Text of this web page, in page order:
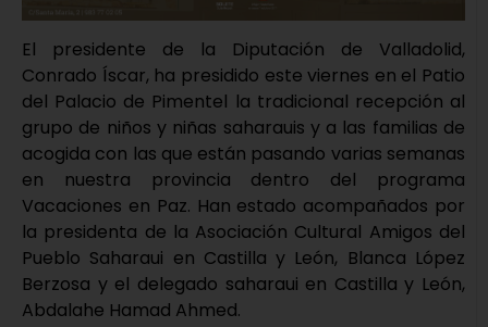
El presidente de la Diputación de Valladolid,
Conrado Íscar, ha presidido este viernes en el Patio
del Palacio de Pimentel la tradicional recepción al
grupo de niños y niñas saharauis y a las familias de
acogida con las que están pasando varias semanas
en nuestra provincia dentro del programa
Vacaciones en Paz. Han estado acompañados por
la presidenta de la Asociación Cultural Amigos del
Pueblo Saharaui en Castilla y León, Blanca López
Berzosa y el delegado saharaui en Castilla y León,
Abdalahe Hamad Ahmed.